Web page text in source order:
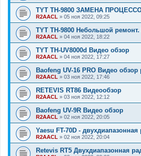
TYT TH-9800 ЗАМЕНА
R2AACL » 05 ноя 2022, 09:25
TYT TH-9800 Небольшой
R2AACL » 04 ноя 2022, 18:22
TYT TH-UV8000d Видео обзор
R2AACL » 04 ноя 2022, 17:27
Baofeng UV-16 PRO Видео
R2AACL » 03 ноя 2022, 17:46
RETEVIS RT86 Видеообзор
R2AACL » 03 ноя 2022, 12:12
Baofeng UV-9R Видео обзор
R2AACL » 02 ноя 2022, 20:05
Yaesu FT-70D -
R2AACL » 02 ноя 2022, 20:04
Retevis RT5 Двухдиапазонная